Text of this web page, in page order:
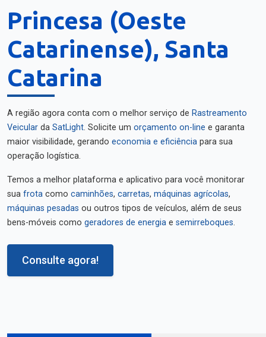
Princesa (Oeste
Catarinense), Santa
Catarina
A região agora conta com o melhor serviço de Rastreamento
Veicular da SatLight. Solicite um orçamento on-line e garanta
maior visibilidade, gerando economia e eficiência para sua
operação logística.
Temos a melhor plataforma e aplicativo para você monitorar
sua frota como caminhões, carretas, máquinas agrícolas,
máquinas pesadas ou outros tipos de veículos, além de seus
bens-móveis como geradores de energia e semirreboques.
Consulte agora!